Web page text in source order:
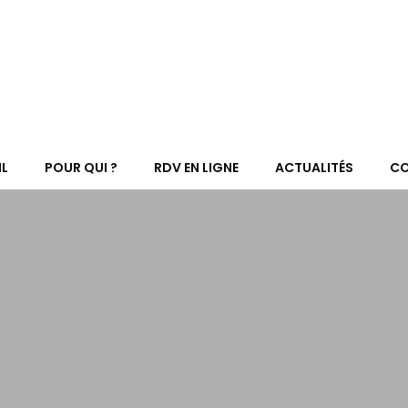
POUR QUI ? RDV EN LIGNE ACTUALITÉS